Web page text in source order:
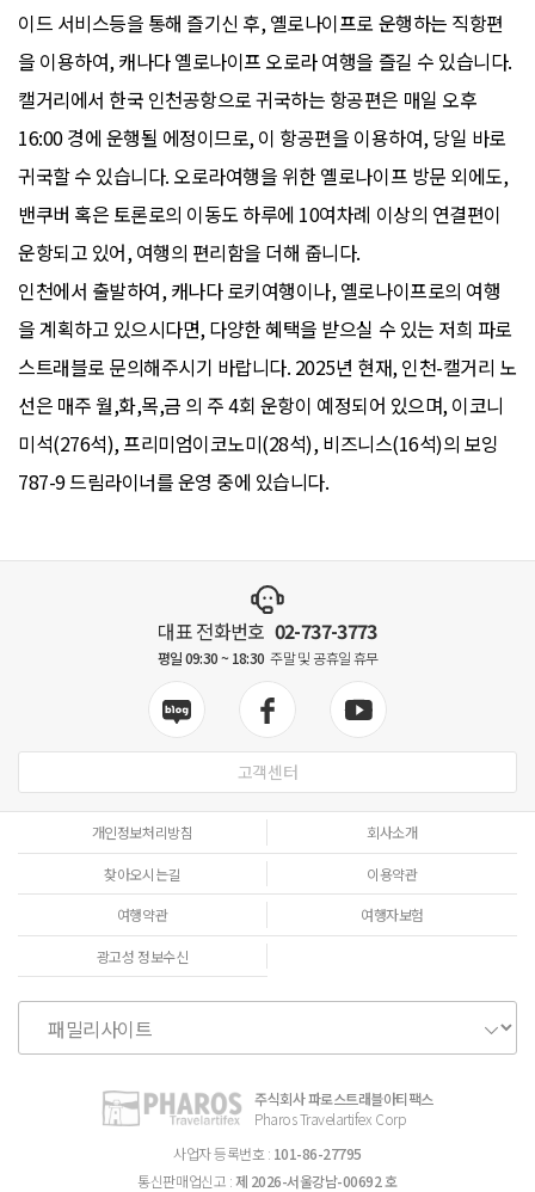
이드 서비스등을 통해 즐기신 후, 옐로나이프로 운행하는 직항편
을 이용하여, 캐나다 옐로나이프 오로라 여행을 즐길 수 있습니다.
캘거리에서 한국 인천공항으로 귀국하는 항공편은 매일 오후
16:00 경에 운행될 에정이므로, 이 항공편을 이용하여, 당일 바로
귀국할 수 있습니다. 오로라여행을 위한 옐로나이프 방문 외에도,
밴쿠버 혹은 토론로의 이동도 하루에 10여차례 이상의 연결편이
운항되고 있어, 여행의 편리함을 더해 줍니다.
인천에서 출발하여, 캐나다 로키여행이나, 옐로나이프로의 여행
을 계획하고 있으시다면, 다양한 혜택을 받으실 수 있는 저희 파로
스트래블로 문의해주시기 바랍니다. 2025년 현재, 인천-캘거리 노
선은 매주 월,화,목,금 의 주 4회 운항이 예정되어 있으며, 이코니
미석(276석), 프리미엄이코노미(28석), 비즈니스(16석)의 보잉
787-9 드림라이너를 운영 중에 있습니다.
대표 전화번호 02-737-3773
평일 09:30 ~ 18:30 주말 및 공휴일 휴무
고객센터
개인정보처리방침 회사소개
찾아오시는길 이용약관
여행약관 여행자보험
광고성 정보수신
주식회사 파로스트래블아티팩스
Pharos Travelartifex Corp
사업자 등록번호 : 101-86-27795
통신판매업신고 : 제 2026-서울강남-00692 호